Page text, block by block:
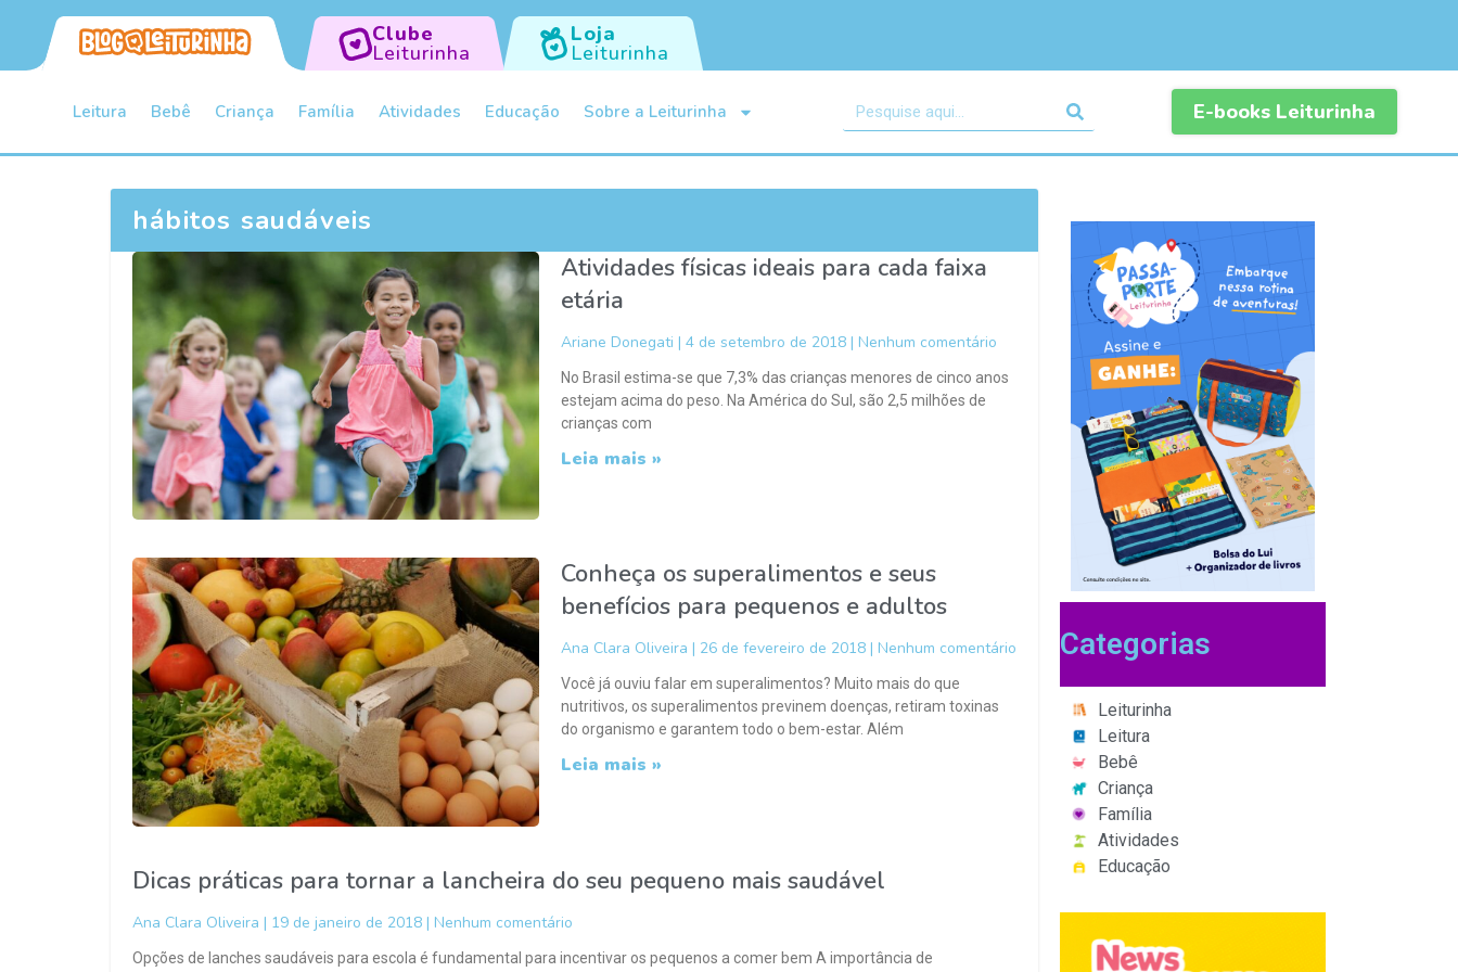
Clube
Leiturinha
Loja
Leiturinha
Leitura Bebê Criança Família Atividades Educação Sobre a Leiturinha E-books Leiturinha
hábitos saudáveis
Atividades físicas ideais para cada faixa
etária
Ariane Donegati 4 de setembro de 2018 Nenhum comentário
No Brasil estima-se que 7,3% das crianças menores de cinco anos
estejam acima do peso. Na América do Sul, são 2,5 milhões de
crianças com
Leia mais »
Conheça os superalimentos e seus
benefícios para pequenos e adultos
Ana Clara Oliveira 26 de fevereiro de 2018 Nenhum comentário
Você já ouviu falar em superalimentos? Muito mais do que
nutritivos, os superalimentos previnem doenças, retiram toxinas
do organismo e garantem todo o bem-estar. Além
Leia mais »
Dicas práticas para tornar a lancheira do seu pequeno mais saudável
Ana Clara Oliveira 19 de janeiro de 2018 Nenhum comentário
Opções de lanches saudáveis para escola é fundamental para incentivar os pequenos a comer bem A importância de
Categorias
Leiturinha
Leitura
Bebê
Criança
Família
Atividades
Educação